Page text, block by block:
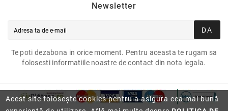
Acest site folosește cookies pentru a asigura cea mai bună
Newsletter
DA
Te poti dezabona in orice moment. Pentru aceasta te rugam sa
folosesti informatiile noastre de contact din nota legala.